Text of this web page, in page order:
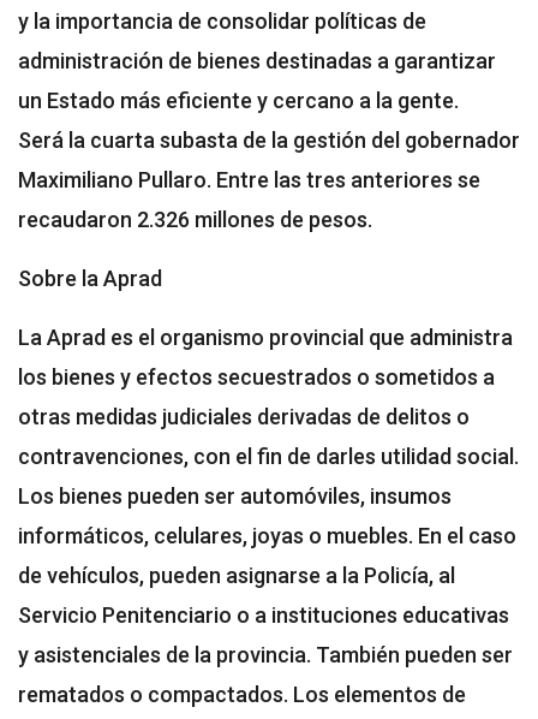
y la importancia de consolidar políticas de
administración de bienes destinadas a garantizar
un Estado más eficiente y cercano a la gente.
Será la cuarta subasta de la gestión del gobernador
Maximiliano Pullaro. Entre las tres anteriores se
recaudaron 2.326 millones de pesos.
Sobre la Aprad
La Aprad es el organismo provincial que administra
los bienes y efectos secuestrados o sometidos a
otras medidas judiciales derivadas de delitos o
contravenciones, con el fin de darles utilidad social.
Los bienes pueden ser automóviles, insumos
informáticos, celulares, joyas o muebles. En el caso
de vehículos, pueden asignarse a la Policía, al
Servicio Penitenciario o a instituciones educativas
y asistenciales de la provincia. También pueden ser
rematados o compactados. Los elementos de